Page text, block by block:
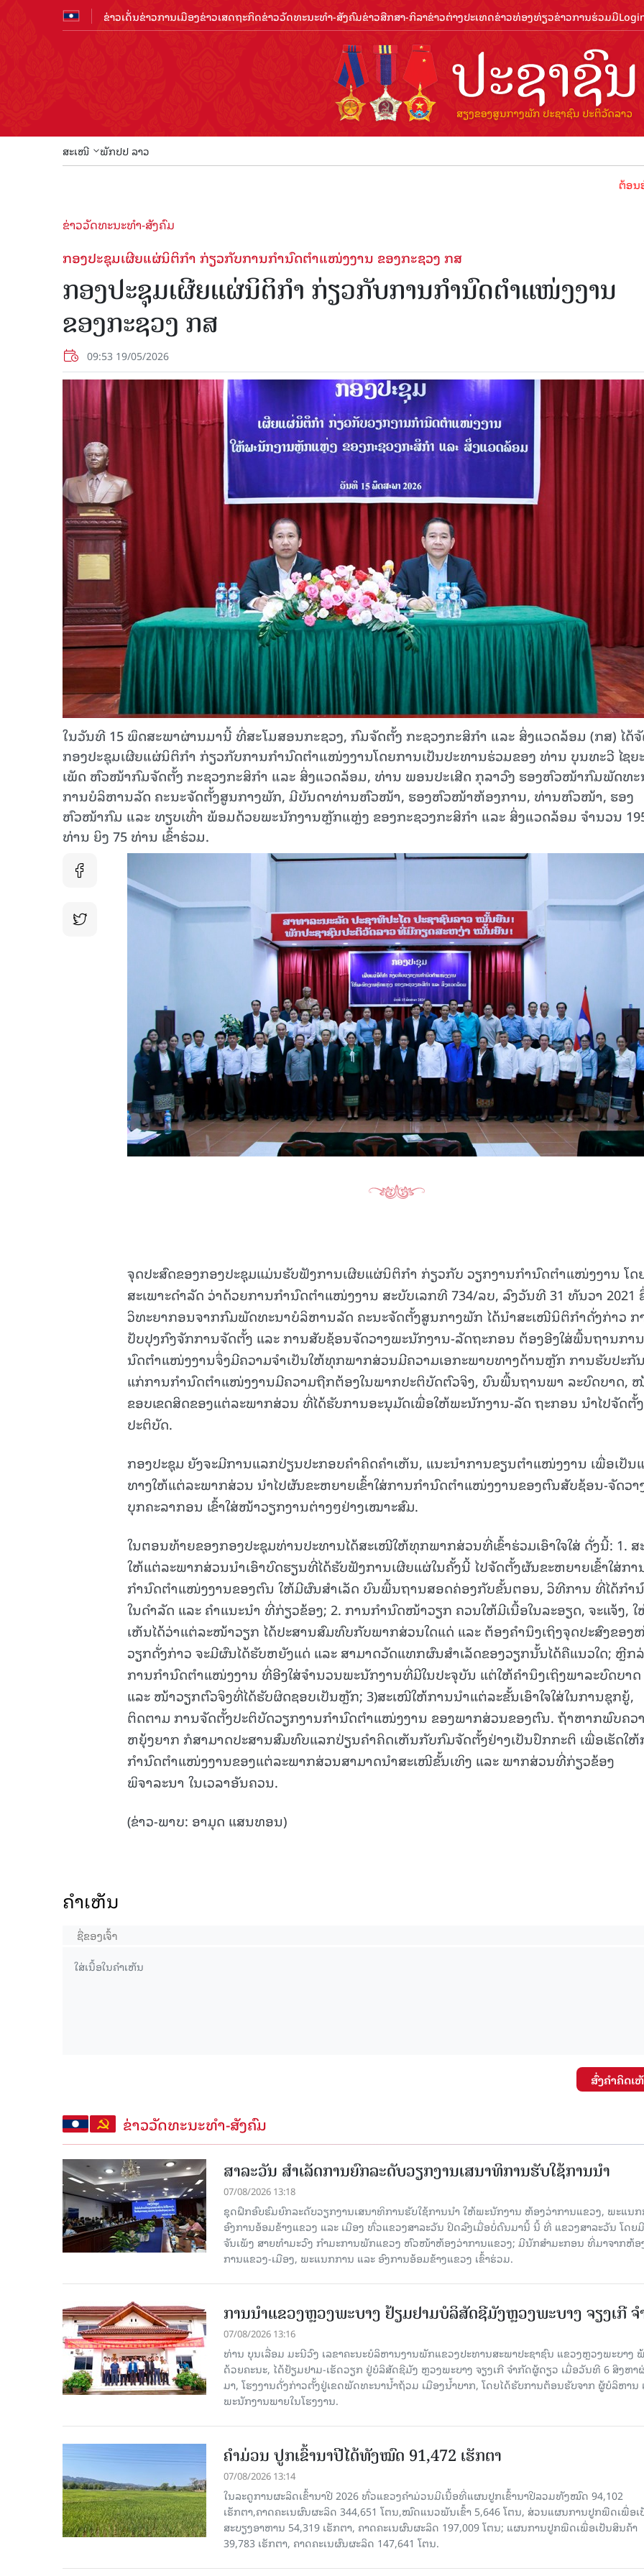
ຂ່າວເດັ່ນຂ່າວການເມືອງຂ່າວເສດຖະກິດຂ່າວວັດທະນະທຳ-ສັງຄົມຂ່າວສືກສາ-ກິລາຂ່າວຕ່າງປະເທດຂ່າວທ່ອງທ່ຽວຂ່າວການຮ່ວມມື
ສະເໜີ ພັກປປ ລາວ
ຕ້ອນຮັບປີທ່ອ
ຂ່າວວັດທະນະທຳ-ສັງຄົມ
ກອງປະຊຸມເຜີຍແຜ່ນິຕິກຳ ກ່ຽວກັບການກຳນົດຕຳແໜ່ງງານ ຂອງກະຊວງ ກສ
ກອງປະຊຸມເຜີຍແຜ່ນິຕິກຳ ກ່ຽວກັບການກຳນົດຕຳແໜ່ງງານ
ຂອງກະຊວງ ກສ
09:53 19/05/2026
ໃນວັນທີ 15 ພຶດສະພາຜ່ານມານີ້ ທີ່ສະໂມສອນກະຊວງ, ກົມຈັດຕັ້ງ ກະຊວງກະສິກໍາ ແລະ ສິ່ງແວດລ້ອມ (ກສ) ໄດ້
ກອງປະຊຸມເຜີຍແຜ່ນິຕິກຳ ກ່ຽວກັບການກຳນົດຕຳແໜ່ງງານໂດຍການເປັນປະທານຮ່ວມຂອງ ທ່ານ ບຸນທະວີ ໄຊຍ
ເພັດ ຫົວໜ້າກົມຈັດຕັ້ງ ກະຊວງກະສິກໍາ ແລະ ສິ່ງແວດລ້ອມ, ທ່ານ ພອນປະເສີດ ກຸລາວົງ ຮອງຫົວໜ້າກົມພັດທະ
ການບໍລິຫານລັດ ຄະນະຈັດຕັ້ງສູນກາງພັກ, ມີບັນດາທ່ານຫົວໜ້າ, ຮອງຫົວໜ້າຫ້ອງການ, ທ່ານຫົວໜ້າ, ຮອງ
ຫົວໜ້າກົມ ແລະ ທຽບເທົ່າ ພ້ອມດ້ວຍພະນັກງານຫຼັກແຫຼ່ງ ຂອງກະຊວງກະສິກໍາ ແລະ ສິ່ງແວດລ້ອມ ຈຳນວນ
ທ່ານ ຍິງ 75 ທ່ານ ເຂົ້າຮ່ວມ.
ຈຸດປະສົດຂອງກອງປະຊຸມແມ່ນຮັບຟັງການເຜີຍແຜ່ນິຕິກໍາ ກ່ຽວກັບ ວຽກງານກໍານົດຕໍາແໜ່ງງານ ໂດ
ສະເພາະດຳລັດ ວ່າດ້ວຍການກຳນົດຕຳແໜ່ງງານ ສະບັບເລກທີ 734/ລບ, ລົງວັນທີ 31 ທັນວາ 2021
ວິທະຍາກອນຈາກກົມພັດທະນາບໍລິຫານລັດ ຄະນະຈັດຕັ້ງສູນກາງພັກ ໄດ້ນຳສະເໜີນິຕິກຳດັ່ງກ່າວ ກ
ປັບປຸງກົງຈັກການຈັດຕັ້ງ ແລະ ການສັບຊ້ອນຈັດວາງພະນັກງານ-ລັດຖະກອນ ຕ້ອງອີງໃສ່ພື້ນຖານກາ
ນົດຕໍາແໜ່ງງານຈຶ່ງມີຄວາມຈຳເປັນໃຫ້ທຸກພາກສ່ວນມີຄວາມເອກະພາບທາງດ້ານຫຼັກ ການຮັບປະກັ
ແກ່ການກຳນົດຕຳແໜ່ງງານມີຄວາມຖືກຕ້ອງໃນພາກປະຕິບັດຕົວຈິງ, ບົນພື້ນຖານພາ ລະບົດບາດ,
ຂອບເຂດສິດຂອງແຕ່ລະພາກສ່ວນ ທີ່ໄດ້ຮັບການອະນຸມັດເພື່ອໃຫ້ພະນັກງານ-ລັດ ຖະກອນ ນໍາໄປຈັດຕັ້ງ
ປະຕິບັດ.
ກອງປະຊຸມ ຍັງຈະມີການແລກປ່ຽນປະກອບຄໍາຄິດຄໍາເຫັນ, ແນະນໍາການຂຽນຕໍາແໜ່ງງານ ເພື່ອເປັນ
ທາງໃຫ້ແຕ່ລະພາກສ່ວນ ນໍາໄປຜັນຂະຫຍາຍເຂົ້າໃສ່ການກໍານົດຕໍາແໜ່ງງານຂອງຕົນສັບຊ້ອນ-ຈັດວາ
ບຸກຄະລາກອນ ເຂົ້າໃສ່ໜ້າວຽກງານຕ່າງໆຢ່າງເໝາະສົມ.
ໃນຕອນທ້າຍຂອງກອງປະຊຸມທ່ານປະທານໄດ້ສະເໜີໃຫ້ທຸກພາກສ່ວນທີ່ເຂົ້າຮ່ວມເອົາໃຈໃສ່ ດັ່ງນີ້: 1.
ໃຫ້ແຕ່ລະພາກສ່ວນນໍາເອົາບົດຮຽນທີ່ໄດ້ຮັບຟັງການເຜີຍແຜ່ໃນຄັ້ງນີ້ ໄປຈັດຕັ້ງຜັນຂະຫຍາຍເຂົ້າໃສ່ກາ
ກຳນົດຕຳແໜ່ງງານຂອງຕົນ ໃຫ້ມີຜົນສໍາເລັດ ບົນພື້ນຖານສອດຄ່ອງກັບຂັ້ນຕອນ, ວິທີການ ທີ່ໄດ້ກໍາ
ໃນດໍາລັດ ແລະ ຄໍາແນະນໍາ ທີ່ກ່ຽວຂ້ອງ; 2. ການກຳນົດໜ້າວຽກ ຄວນໃຫ້ມີເນື້ອໃນລະອຽດ, ຈະແຈ້ງ, ໃ
ເຫັນໄດ້ວ່າແຕ່ລະໜ້າວຽກ ໄດ້ປະສານສົມທົບກັບພາກສ່ວນໃດແດ່ ແລະ ຕ້ອງຄໍານຶງເຖິງຈຸດປະສົງຂອງ
ວຽກດັ່ງກ່າວ ຈະມີຜົນໄດ້ຮັບຫຍັງແດ່ ແລະ ສາມາດວັດແທກຜົນສຳເລັດຂອງວຽກນັ້ນໄດ້ຄືແນວໃດ; ຫຼີກ
ການກຳນົດຕຳແໜ່ງງານ ທີ່ອີງໃສ່ຈຳນວນພະນັກງານທີ່ມີໃນປະຈຸບັນ ແຕ່ໃຫ້ຄຳນຶງເຖິງພາລະບົດບາດ
ແລະ ໜ້າວຽກຕົວຈິງທີ່ໄດ້ຮັບຜິດຊອບເປັນຫຼັກ; 3)ສະເໜີໃຫ້ການນໍາແຕ່ລະຂັ້ນເອົາໃຈໃສ່ໃນການຊຸກຍູ້,
ຕິດຕາມ ການຈັດຕັ້ງປະຕິບັດວຽກງານກຳນົດຕຳແໜ່ງງານ ຂອງພາກສ່ວນຂອງຕົນ. ຖ້າຫາກພົບຄວ
ຫຍຸ້ງຍາກ ກໍສາມາດປະສານສົມທົບແລກປ່ຽນຄຳຄິດເຫັນກັບກົມຈັດຕັ້ງຢ່າງເປັນປົກກະຕິ ເພື່ອເຮັດໃຫ້
ກໍານົດຕໍາແໜ່ງງານຂອງແຕ່ລະພາກສ່ວນສາມາດນໍາສະເໜີຂັ້ນເທິງ ແລະ ພາກສ່ວນທີ່ກ່ຽວຂ້ອງ
ພິຈາລະນາ ໃນເວລາອັນຄວນ.
(ຂ່າວ-ພາບ: ອາມຸດ ແສນທອນ)
ຄໍາເຫັນ
ສົ່ງຄໍາຄິດເ
ຂ່າວວັດທະນະທຳ-ສັງຄົມ
ສາລະວັນ ສໍາເລັດການຍົກລະດັບວຽກງານເສນາທິການຮັບໃຊ້ການນໍາ
07/08/2026 13:18
ຊຸດຝຶກອົບຮົມຍົກລະດັບວຽກງານເສນາທິການຮັບໃຊ້ການນໍາ ໃຫ້ພະນັກງານ ຫ້ອງວ່າການແຂວງ, ພະແນ
ອົງການອ້ອມຂ້າງແຂວງ ແລະ ເມືອງ ທົ່ວແຂວງສາລະວັນ ປິດລົງເມື່ອ​ບໍ່​ດົນ​ມາ​ນີ້ ນີ້ ທີ່ ແຂວງສາລະວັນ ໂດຍ​
ຈັນເພັງ ສາຍທຳມະວົງ ກຳມະການພັກແຂວງ ຫົວໜ້າຫ້ອງວ່າການແຂວງ; ມີນັກສຳມະກອນ ທີ່ມາຈາກຫ້ອ
ການແຂວງ-ເມືອງ, ພະແນກການ ແລະ ອົງການອ້ອມຂ້າງແຂວງ ເຂົ້າຮ່ວມ.
ການນຳແຂວງຫຼວງພະບາງ ຢ້ຽມ​ຢາມບໍ​ລິ​ສັດຊີມັງຫຼວງພະບາງ ຈຽງເກີ ຈໍ
07/08/2026 13:16
ທ່ານ ບຸນເລື່ອມ ມະນີວົງ ເລ​ຂາ​ຄະ​ນະ​ບໍ​ລິ​ຫານ​ງານ​ພັກແຂວງປະທານສະພາປະຊາຊົນ ແຂວງຫຼວງພະບາງ
ດ້ວຍຄະນະ, ໄດ້ຢ້ຽມຢາມ-ເຮັດວຽກ ຢູ່ບໍລິສັດຊີມັງ ຫຼວງພະບາງ ຈຽງເກີ ຈໍາກັດຜູ້ດຽວ ເມື່ອ​ວັນ​ທີ 6 ສິງ​ຫາ​
ມາ, ໂຮງ​ງານ​ດັ່ງ​ກ່າວຕັ້ງຢູ່ເຂດພັດທະນານ້ຳຖ້ວມ ເມືອງນໍ້າບາກ, ໂດຍໄດ້ຮັບການຕ້ອນຮັບຈາກ ຜູ້ບໍລິຫານ
ພະນັກງານພາຍໃນໂຮງງານ.
ຄໍາມ່ວນ ປູກເຂົ້ານາປີໄດ້ທັງໝົດ 91,472 ເຮັກຕາ
07/08/2026 13:14
ໃນລະດູການຜະລິດເຂົ້ານາປີ 2026 ທົ່ວແຂວງຄໍາມ່ວນມີເນື້ອທີ່ແຜນປູກເຂົ້ານາປີລວມທັງໝົດ 94,102
ເຮັກຕາ,ຄາດຄະເນຜົນຜະລິດ 344,651 ໂຕນ,ໝົດແນວພັນເຂົ້າ 5,646 ໂຕນ, ສ່ວນແຜນການປູກພືດເພື່ອເ
ສະບຽງອາຫານ 54,319 ເຮັກຕາ, ຄາດຄະເນຜົນຜະລິດ 197,009 ໂຕນ; ແຜນການປູກພືດເພື່ອເປັນສິນຄ້າ
39,783 ເຮັກຕາ, ຄາດຄະເນຜົນຜະລິດ 147,641 ໂຕນ.
15.040(07-08-